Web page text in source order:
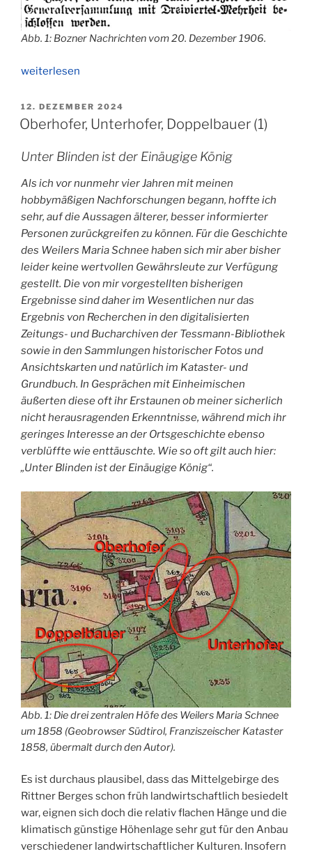
Abb. 1: Bozner Nachrichten vom 20. Dezember 1906.
„Oberhofer,
Doppelbauer
(2)“
weiterlesen
VERÖFFENTLICHT
AM
12. DEZEMBER 2024
Oberhofer, Unterhofer, Doppelbauer (1)
Unter Blinden ist der Einäugige König
Als ich vor nunmehr vier Jahren mit meinen
hobbymäßigen Nachforschungen begann, hoffte ich
sehr, auf die Aussagen älterer, besser informierter
Personen zurückgreifen zu können. Für die Geschichte
des Weilers Maria Schnee haben sich mir aber bisher
leider keine wertvollen Gewährsleute zur Verfügung
gestellt. Die von mir vorgestellten bisherigen
Ergebnisse sind daher im Wesentlichen nur das
Ergebnis von Recherchen in den digitalisierten
Zeitungs- und Bucharchiven der Tessmann-Bibliothek
sowie in den Sammlungen historischer Fotos und
Ansichtskarten und natürlich im Kataster- und
Grundbuch. In Gesprächen mit Einheimischen
äußerten diese oft ihr Erstaunen ob meiner sicherlich
nicht herausragenden Erkenntnisse, während mich ihr
geringes Interesse an der Ortsgeschichte ebenso
verblüffte wie enttäuschte. Wie so oft gilt auch hier:
„Unter Blinden ist der Einäugige König“.
Abb. 1: Die drei zentralen Höfe des Weilers Maria Schnee
um 1858 (Geobrowser Südtirol, Franziszeischer Kataster
1858, übermalt durch den Autor).
Es ist durchaus plausibel, dass das Mittelgebirge des
Rittner Berges schon früh landwirtschaftlich besiedelt
war, eignen sich doch die relativ flachen Hänge und die
klimatisch günstige Höhenlage sehr gut für den Anbau
verschiedener landwirtschaftlicher Kulturen. Insofern